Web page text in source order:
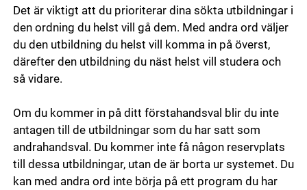
Det är viktigt att du prioriterar dina sökta utbildningar i
den ordning du helst vill gå dem. Med andra ord väljer
du den utbildning du helst vill komma in på överst,
därefter den utbildning du näst helst vill studera och
så vidare.
Om du kommer in på ditt förstahandsval blir du inte
antagen till de utbildningar som du har satt som
andrahandsval. Du kommer inte få någon reservplats
till dessa utbildningar, utan de är borta ur systemet. Du
kan med andra ord inte börja på ett program du har